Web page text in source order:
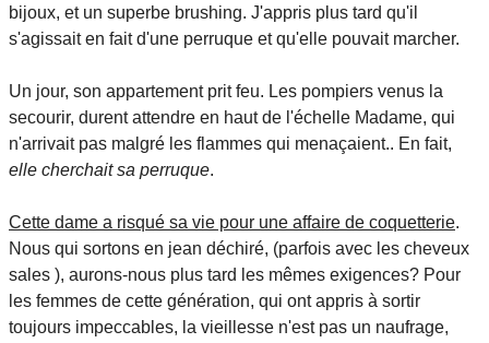
bijoux, et un superbe brushing. J'appris plus tard qu'il
s'agissait en fait d'une perruque et qu'elle pouvait marcher.
Un jour, son appartement prit feu. Les pompiers venus la
secourir, durent attendre en haut de l'échelle Madame, qui
n'arrivait pas malgré les flammes qui menaçaient.. En fait,
elle cherchait sa perruque.
Cette dame a risqué sa vie pour une affaire de coquetterie.
Nous qui sortons en jean déchiré, (parfois avec les cheveux
sales ), aurons-nous plus tard les mêmes exigences? Pour
les femmes de cette génération, qui ont appris à sortir
toujours impeccables, la vieillesse n'est pas un naufrage,